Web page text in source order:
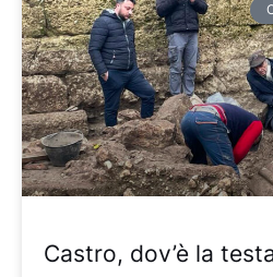
Castro, dov’è la